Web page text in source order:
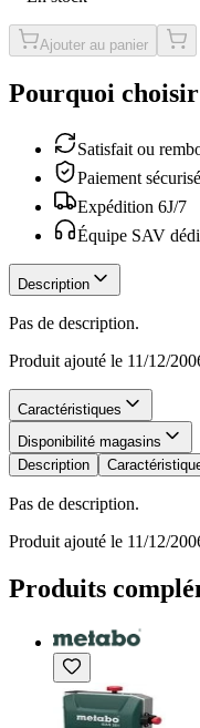
Ajouter au panier
Pourquoi
Satisfait ou
Paiement sécurisé
Expédition 6J/7
Équipe SAV
Description
Pas de description.
Produit ajouté le 11/12/
Caractéristiques
Disponibilité magasins
Description
Pas de description.
Produit ajouté le 11/12/
Produits